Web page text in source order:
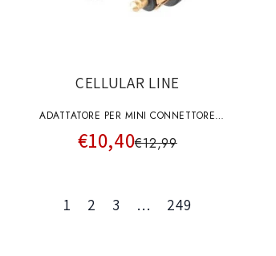
CELLULAR LINE
ADATTATORE PER MINI CONNETTORE
MOTO
€10,40€12,99
1 2 3 … 249